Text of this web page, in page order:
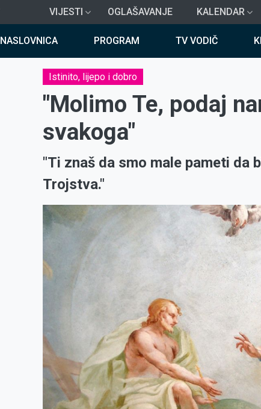
VIJESTI OGLAŠAVANJE KALENDAR
NASLOVNICA PROGRAM TV VODIČ
Istinito, lijepo i dobro
"Molimo Te, podaj
svakoga"
"Ti znaš da smo male pameti
Trojstva."